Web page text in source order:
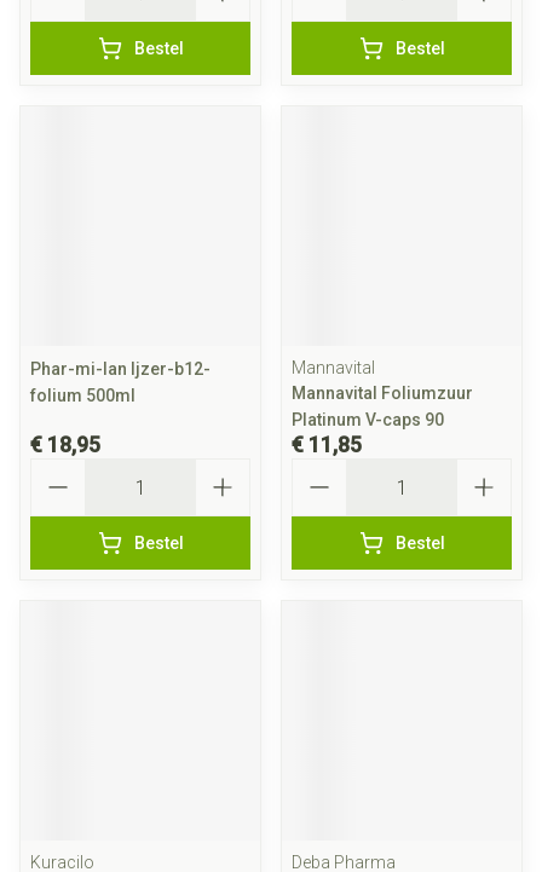
Bestel Bestel
Phar-mi-lan Ijzer-b12-
folium 500ml
€ 18,95
Bestel
Mannavital
Mannavital Foliumzuur
Platinum V-caps 90
€ 11,85
Bestel
Kuracilo Deba Pharma